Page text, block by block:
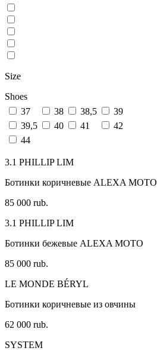
Size
Shoes
37
38 38,5
39
39,5
40 41
42
44
3.1 PHILLIP LIM
Ботинки коричневые ALEXA MOTO
85 000 rub.
3.1 PHILLIP LIM
Ботинки бежевые ALEXA MOTO
85 000 rub.
LE MONDE BÉRYL
Ботинки коричневые из овчины
62 000 rub.
SYSTEM